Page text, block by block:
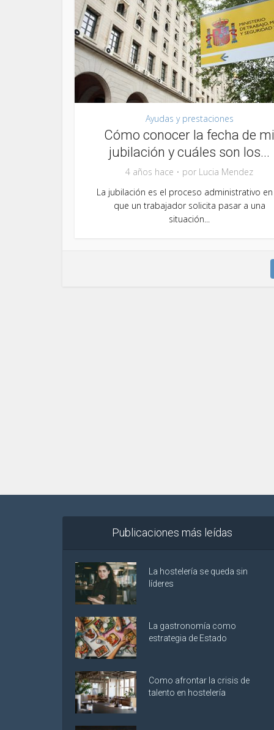
Ayudas y prestaciones
Cómo conocer la fecha de mi
jubilación y cuáles son los...
4 años hace por Lucia Mendez
La jubilación es el proceso administrativo en
que un trabajador solicita pasar a una
situación...
Publicaciones más leídas
La hostelería se queda sin
líderes
La gastronomía como
estrategia de Estado
Como afrontar la crisis de
talento en hostelería